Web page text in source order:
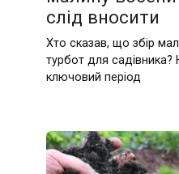
слід вносити
Хто сказав, що збір
турбот для садівника?
ключовий період